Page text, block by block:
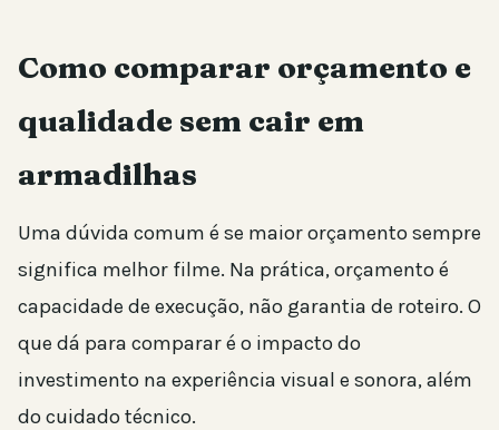
Como comparar orçamento e
qualidade sem cair em
armadilhas
Uma dúvida comum é se maior orçamento sempre
significa melhor filme. Na prática, orçamento é
capacidade de execução, não garantia de roteiro. O
que dá para comparar é o impacto do
investimento na experiência visual e sonora, além
do cuidado técnico.